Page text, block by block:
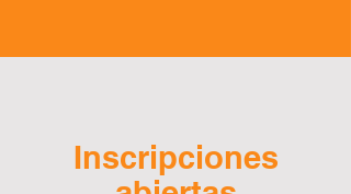
Inscripciones